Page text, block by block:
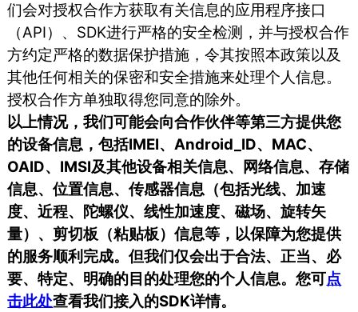
们会对授权合作方获取有关信息的应用程序接口
（API）、SDK进行严格的安全检测，并与授权合作
方约定严格的数据保护措施，令其按照本政策以及
其他任何相关的保密和安全措施来处理个人信息。
授权合作方单独取得您同意的除外。
以上情况，我们可能会向合作伙伴等第三方提供您
的设备信息，包括IMEI、Android_ID、MAC、
OAID、IMSI及其他设备相关信息、网络信息、存储
信息、位置信息、传感器信息（包括光线、加速
度、近程、陀螺仪、线性加速度、磁场、旋转矢
量）、剪切板（粘贴板）信息等，以保障为您提供
的服务顺利完成。但我们仅会出于合法、正当、必
要、特定、明确的目的处理您的个人信息。您可点
击此处查看我们接入的SDK详情。